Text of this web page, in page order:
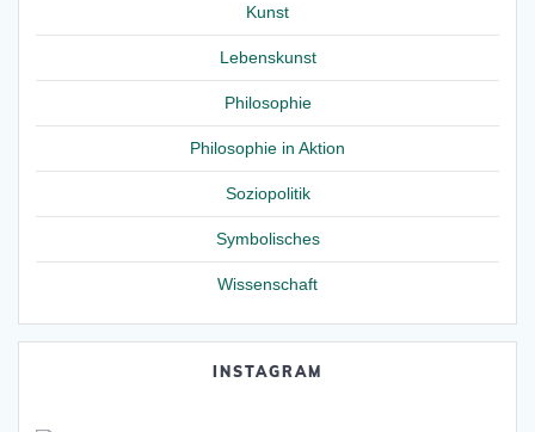
Kunst
Lebenskunst
Philosophie
Philosophie in Aktion
Soziopolitik
Symbolisches
Wissenschaft
INSTAGRAM